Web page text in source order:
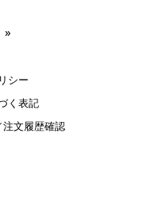
»
シー
く表記
文履歴確認